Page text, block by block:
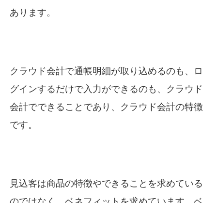
あります。
クラウド会計で通帳明細が取り込めるのも、ロ
グインするだけで入力ができるのも、クラウド
会計でできることであり、クラウド会計の特徴
です。
見込客は商品の特徴やできることを求めている